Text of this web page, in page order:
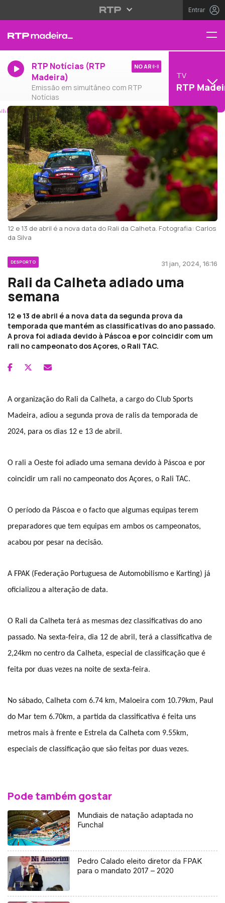
Entrar
RTP Notícias (RTP
Madeira)
Emissão em simultâneo com RTP
Notícias
NO AR
TV
RTP
12 e 13 de abril é a nova data do Rali da Calheta. Fotografia: Carlos
da Silva
DESPORTO 31 jan, 2024, 16:16
Rali da Calheta adiado uma
semana
12 e 13 de abril é a nova data da segunda prova da
temporada que mantém as classificativas do ano passado.
A prova foi adiada devido à Páscoa e por coincidir com um
rali no campeonato dos Açores, o Rali TAC.
A organização do Rali da Calheta, a cargo do Club Sports
Madeira, adiou a segunda prova de ralis da temporada de
2024, para os dias 12 e 13 de abril.
O rali a Oeste foi adiado uma semana devido à Páscoa e por
coincidir um rali no campeonato dos Açores, o Rali TAC.
O período da Páscoa e o facto que algumas equipas terem
preparadores que tem equipas em ambos os campeonatos,
acabou por pesar na decisão.
A FPAK (Federação Portuguesa de Automobilismo e Karting) já
oficializou a alteração de data.
O Rali da Calheta terá as mesmas dez classificativas do ano
passado. Na sexta-feira, dia 12 de abril, terá a classificativa de
2,24km no centro da Calheta, especial de classificação que é
feita por duas vezes na noite de sexta-feira.
No sábado, Calheta com 6.74 km, Maloeira com 10.79km, Paul
do Mar tem 6.70km, a partida da classificativa é feita uns
metros mais à frente e Estrela da Calheta com 9.55km,
especiais de classificação que são feitas por duas vezes.
Pode também gostar
Mundiais de natação adaptada no
Funchal
Pedro Calado eleito diretor da FPAK
para o mandato 2017 – 2020